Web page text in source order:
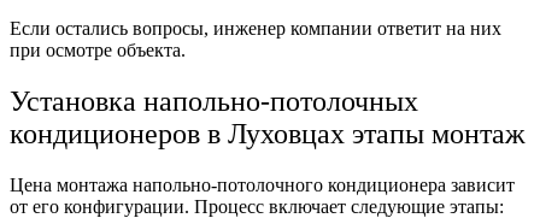
Если остались вопросы, инженер компании ответит на них
при осмотре объекта.
Установка напольно-потолочных
кондиционеров в Луховцах этапы монтаж
Цена монтажа напольно-потолочного кондиционера зависит
от его конфигурации. Процесс включает следующие этапы: